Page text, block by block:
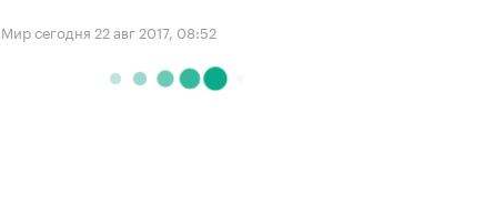
Мир сегодня 22 авг 2017, 08:52